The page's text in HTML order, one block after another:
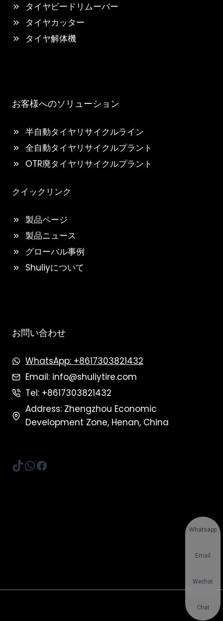
タイヤビードリムーバー
タイヤカッター
タイヤ解体機
お客様へのソリューション
半自動タイヤリサイクルライン
全自動タイヤリサイクルプラント
OTR廃タイヤリサイクルプラント
クイックリンク
製品ページ
製品ニュース
グローバル事例
Shuliyについて
お問い合わせ
WhatsApp: +8617303821432
Email: info@shuliytire.com
Tel: +8617303821432
Address: Zhengzhou Economic
Development Zone, Henan, China
TikTok
WhatsApp
Facebook
Whatsapp
Email
Wechat
Chat